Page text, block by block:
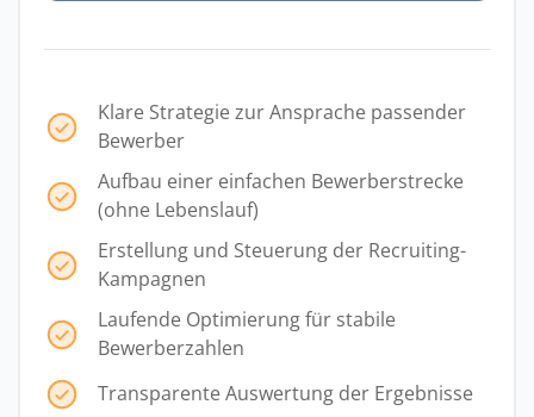
Klare Strategie zur Ansprache passender
Bewerber
Aufbau einer einfachen Bewerberstrecke
(ohne Lebenslauf)
Erstellung und Steuerung der Recruiting-
Kampagnen
Laufende Optimierung für stabile
Bewerberzahlen
Transparente Auswertung der Ergebnisse